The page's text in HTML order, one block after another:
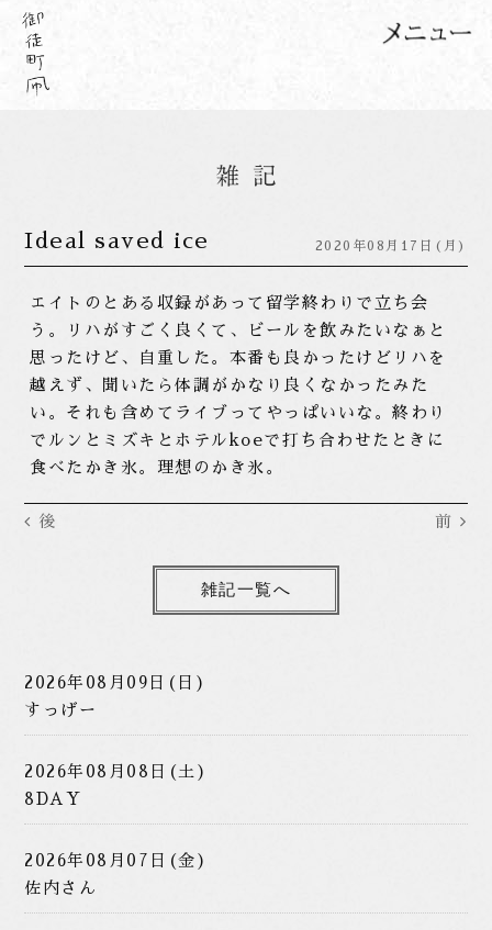
Ideal saved ice 2020年08月17日(月)
エイトのとある収録があって留学終わりで立ち会
う。リハがすごく良くて、ビールを飲みたいなぁと
思ったけど、自重した。本番も良かったけどリハを
越えず、聞いたら体調がかなり良くなかったみた
い。それも含めてライブってやっぱいいな。終わり
でルンとミズキとホテルkoeで打ち合わせたときに
食べたかき氷。理想のかき氷。
後 前
雑記一覧へ
2026年08月09日(日)
すっげー
2026年08月08日(土)
8DAY
2026年08月07日(金)
佐内さん